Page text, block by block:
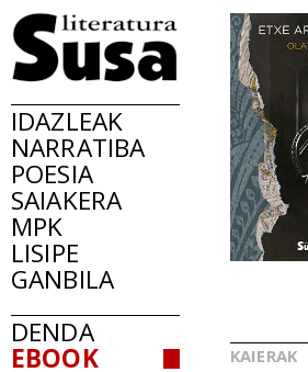
IDAZLEAK
NARRATIBA
POESIA
SAIAKERA
MPK
LISIPE
GANBILA
DENDA
EBOOK KAIERAK